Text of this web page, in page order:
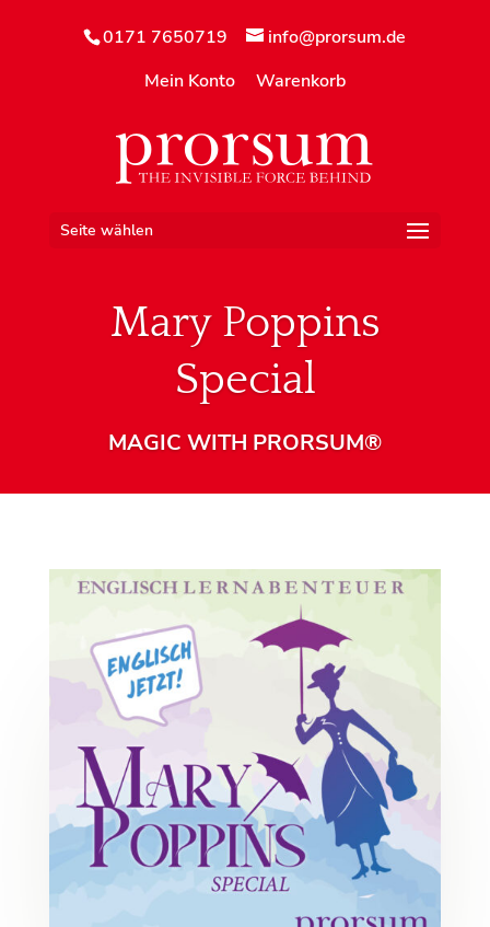
0171 7650719
info@prorsum.de
Mein Konto
Warenkorb
Seite wählen
Mary Poppins
Special
MAGIC WITH PRORSUM®